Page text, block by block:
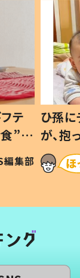
テ
”を
親
編集部
ひ孫
が、
「涙が
い」